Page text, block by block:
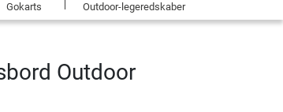
Gokarts Outdoor-legeredskaber
Outdoor